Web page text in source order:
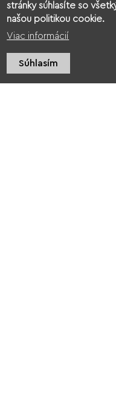
stránky súhlasíte so
našou politikou cookie.
Viac informácií
Súhlasím